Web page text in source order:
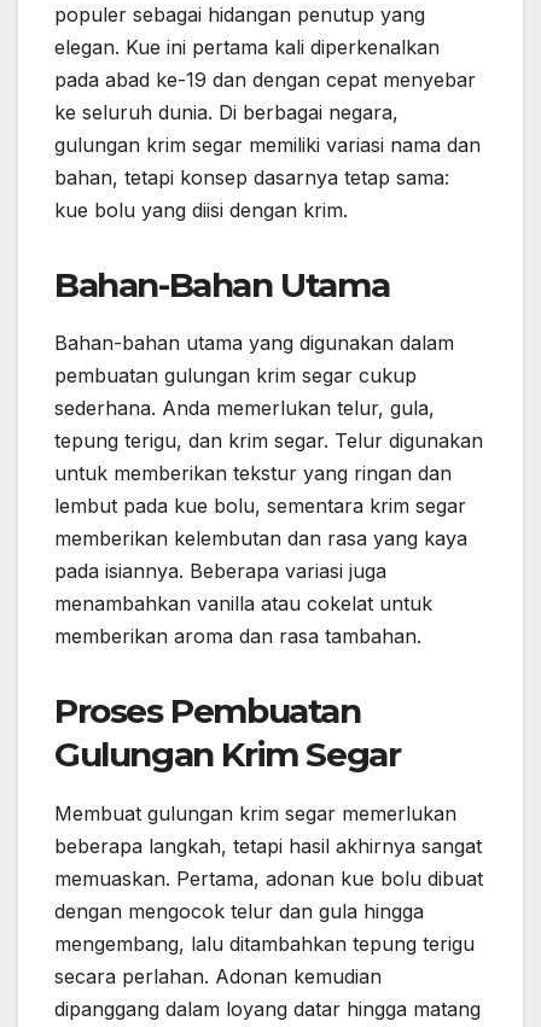
populer sebagai hidangan penutup yang
elegan. Kue ini pertama kali diperkenalkan
pada abad ke-19 dan dengan cepat menyebar
ke seluruh dunia. Di berbagai negara,
gulungan krim segar memiliki variasi nama dan
bahan, tetapi konsep dasarnya tetap sama:
kue bolu yang diisi dengan krim.
Bahan-Bahan Utama
Bahan-bahan utama yang digunakan dalam
pembuatan gulungan krim segar cukup
sederhana. Anda memerlukan telur, gula,
tepung terigu, dan krim segar. Telur digunakan
untuk memberikan tekstur yang ringan dan
lembut pada kue bolu, sementara krim segar
memberikan kelembutan dan rasa yang kaya
pada isiannya. Beberapa variasi juga
menambahkan vanilla atau cokelat untuk
memberikan aroma dan rasa tambahan.
Proses Pembuatan
Gulungan Krim Segar
Membuat gulungan krim segar memerlukan
beberapa langkah, tetapi hasil akhirnya sangat
memuaskan. Pertama, adonan kue bolu dibuat
dengan mengocok telur dan gula hingga
mengembang, lalu ditambahkan tepung terigu
secara perlahan. Adonan kemudian
dipanggang dalam loyang datar hingga matang